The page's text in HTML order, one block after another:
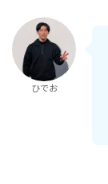
ひでお